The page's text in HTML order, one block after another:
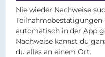
Nie wieder Nachweise
automatisch in der App
Nachweise kannst du
du alles an einem Ort.